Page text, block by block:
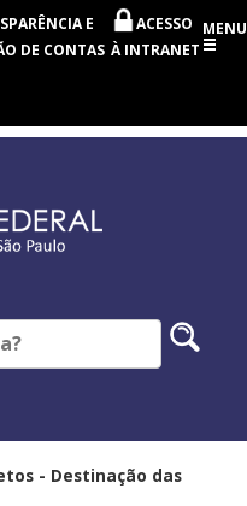
E
DE CONTAS
ACESSO
À INTRANET
MENU
- Destinação das